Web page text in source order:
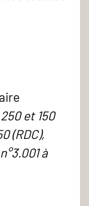
et 150
(RDC),
à